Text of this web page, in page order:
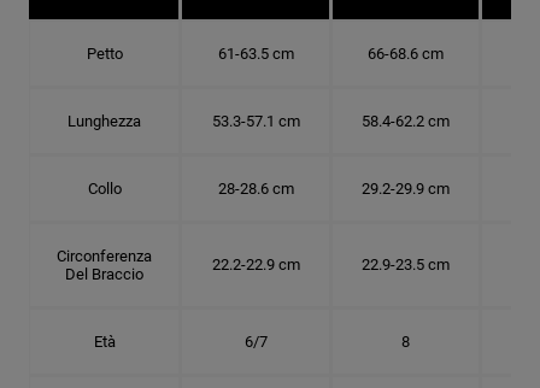
Petto 61-63.5 cm 66-68.6 cm
Lunghezza 53.3-57.1 cm 58.4-62.2 cm
Collo 28-28.6 cm 29.2-29.9 cm
Circonferenza
Del Braccio
22.2-22.9 cm 22.9-23.5 cm
Età 6/7 8